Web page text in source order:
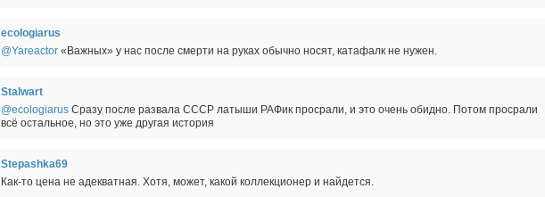
ecologiarus
@Yareactor «Важных» у нас после смерти на руках обычно носят, катафалк не нужен.
Stalwart
@ecologiarus Сразу после развала СССР латыши РАФик просрали, и это очень обидно. Потом просрали
всё остальное, но это уже другая история
Stepashka69
Как-то цена не адекватная. Хотя, может, какой коллекционер и найдется.